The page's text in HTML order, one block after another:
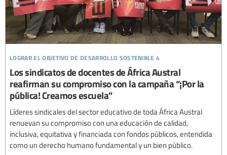
lograr el objetivo de desarrollo sostenible 4
Los sindicatos de docentes de África Austral
reafirman su compromiso con la campaña “¡Por la
pública! Creamos escuela”
Líderes sindicales del sector educativo de toda África Austral
renuevan su compromiso con una educación de calidad,
inclusiva, equitativa y financiada con fondos públicos, entendida
como un derecho humano fundamental y un bien público.